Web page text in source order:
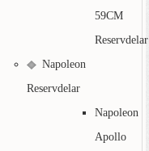
59CM
Reservdelar
Napoleon
Reservdelar
Napoleon
Apollo